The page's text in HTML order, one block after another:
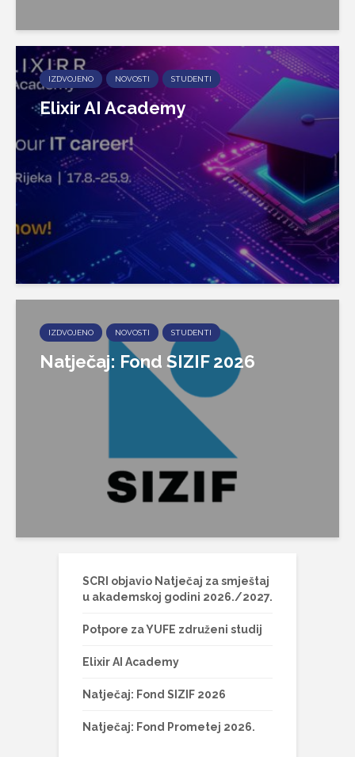
IZDVOJENO NOVOSTI STUDENTI
Elixir AI Academy
IZDVOJENO NOVOSTI STUDENTI
Natječaj: Fond SIZIF 2026
SCRI objavio Natječaj za smještaj
u akademskoj godini 2026./2027.
Potpore za YUFE združeni studij
Elixir AI Academy
Natječaj: Fond SIZIF 2026
Natječaj: Fond Prometej 2026.